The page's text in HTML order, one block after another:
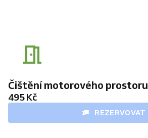
Čištění motorového prostoru
495 Kč
REZERVOVAT